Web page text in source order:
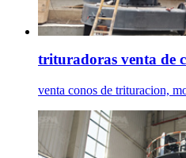
trituradoras venta de
venta conos de trituracion,